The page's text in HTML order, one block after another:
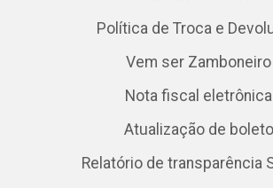
Política de Troca e
Vem ser Zamboneiro
Nota fiscal eletrônica
Atualização de boleto
Relatório de transparência